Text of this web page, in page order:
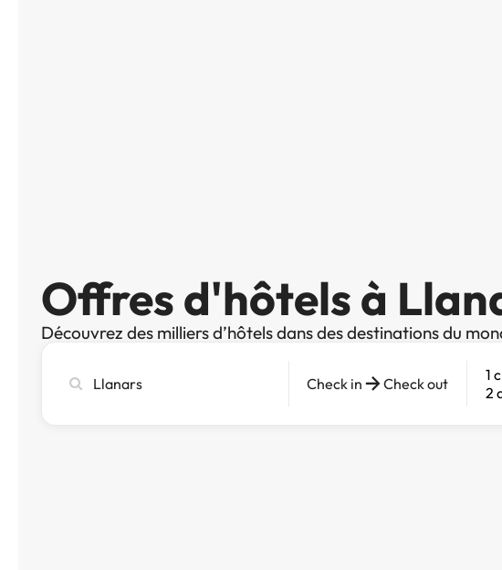
Offres d'hôtels à
Découvrez des milliers d’hôtels dans des destinations du
une
Check in Check out
1
2